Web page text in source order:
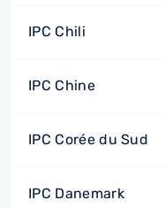
IPC Chili
IPC Chine
IPC Corée du Sud
IPC Danemark